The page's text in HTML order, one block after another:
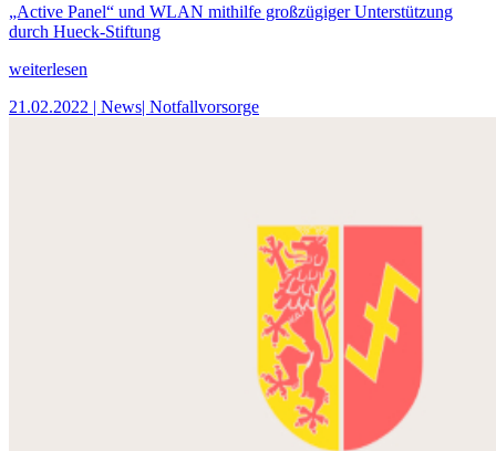
„Active Panel“ und WLAN mithilfe großzügiger Unterstützung
durch Hueck-Stiftung
weiterlesen
21.02.2022 | News| Notfallvorsorge